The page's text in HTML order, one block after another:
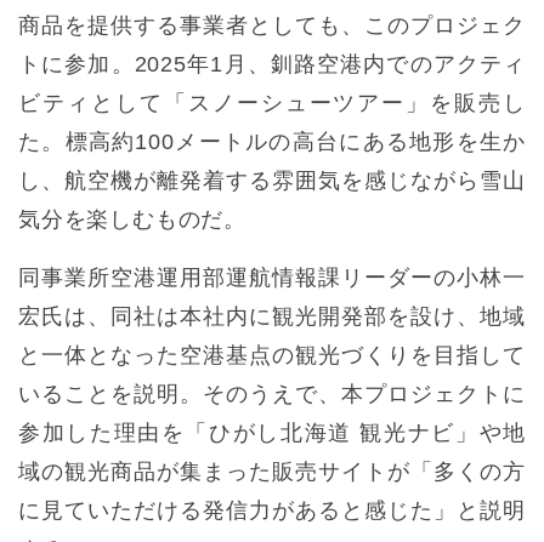
商品を提供する事業者としても、このプロジェク
トに参加。2025年1月、釧路空港内でのアクティ
ビティとして「スノーシューツアー」を販売し
た。標高約100メートルの高台にある地形を生か
し、航空機が離発着する雰囲気を感じながら雪山
気分を楽しむものだ。
同事業所空港運用部運航情報課リーダーの小林一
宏氏は、同社は本社内に観光開発部を設け、地域
と一体となった空港基点の観光づくりを目指して
いることを説明。そのうえで、本プロジェクトに
参加した理由を「ひがし北海道 観光ナビ」や地
域の観光商品が集まった販売サイトが「多くの方
に見ていただける発信力があると感じた」と説明